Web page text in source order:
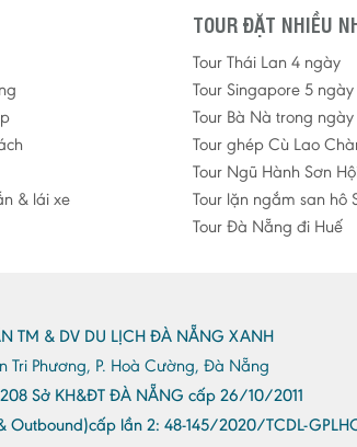
& lái xe
TOUR ĐẶT NHIỀU
Tour Thái Lan 4 ngày
Tour Singapore 5 ngày
Tour Bà Nà trong ngày
Tour ghép Cù Lao
Tour Ngũ Hành Sơn
Tour lặn ngắm san hô
Tour Đà Nẵng đi Huế
TM & DV DU LỊCH ĐÀ NẴNG XANH
Tri Phương, P. Hoà Cường, Đà Nẵng
Sở KH&ĐT ĐÀ NẴNG cấp 26/10/2011
Outbound)cấp lần 2: 48-145/2020/TCDL-